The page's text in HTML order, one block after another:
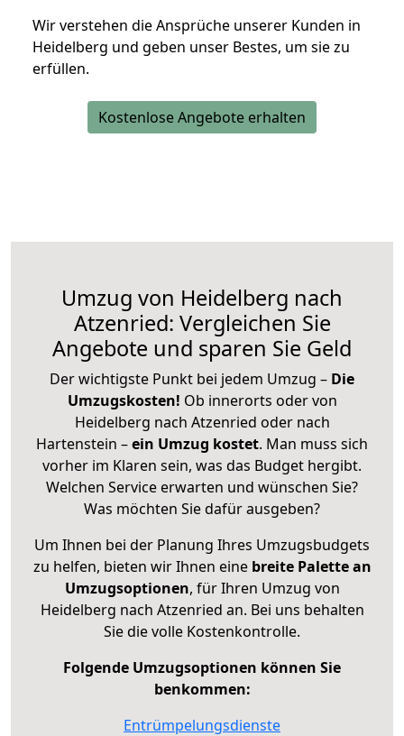
Wir verstehen die Ansprüche unserer Kunden in
Heidelberg und geben unser Bestes, um sie zu
erfüllen.
Kostenlose Angebote erhalten
Umzug von Heidelberg nach
Atzenried: Vergleichen Sie
Angebote und sparen Sie Geld
Der wichtigste Punkt bei jedem Umzug – Die
Umzugskosten! Ob innerorts oder von
Heidelberg nach Atzenried oder nach
Hartenstein –ein Umzug kostet. Man muss sich
vorher im Klaren sein, was das Budget hergibt.
Welchen Service erwarten und wünschen Sie?
Was möchten Sie dafür ausgeben?
Um Ihnen bei der Planung Ihres Umzugsbudgets
zu helfen, bieten wir Ihnen eine breite Palette an
Umzugsoptionen, für Ihren Umzug von
Heidelberg nach Atzenried an. Bei uns behalten
Sie die volle Kostenkontrolle.
Folgende Umzugsoptionen können Sie
benkommen:
Entrümpelungsdienste